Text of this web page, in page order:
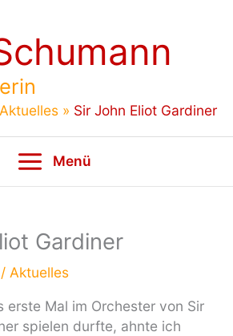
Aktuelles Sir John Eliot Gardiner
Menü
Gardiner
/ Aktuelles
erste Mal im Orchester von Sir
spielen durfte, ahnte ich